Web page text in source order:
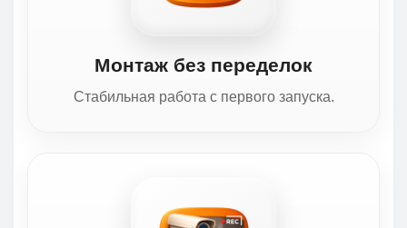
Монтаж без переделок
Стабильная работа с первого запуска.